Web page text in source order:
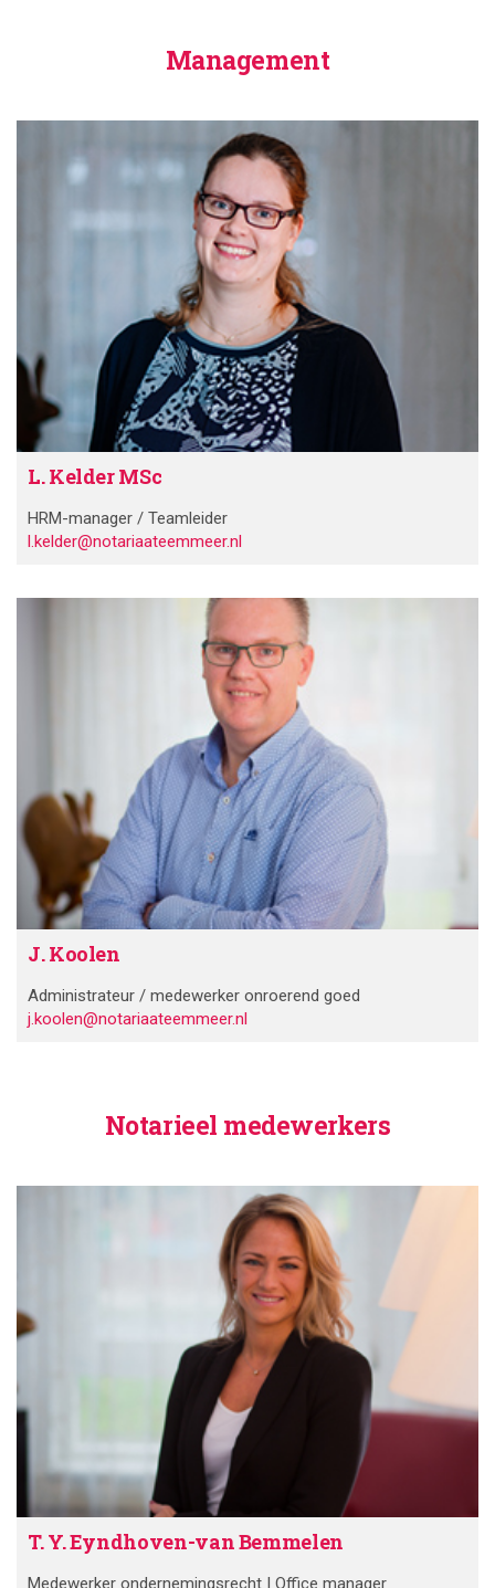
Management
L. Kelder MSc
HRM-manager / Teamleider
l.kelder@notariaateemmeer.nl
J. Koolen
Administrateur / medewerker onroerend goed
j.koolen@notariaateemmeer.nl
Notarieel medewerkers
T. Y. Eyndhoven-van Bemmelen
Medewerker ondernemingsrecht | Office manager